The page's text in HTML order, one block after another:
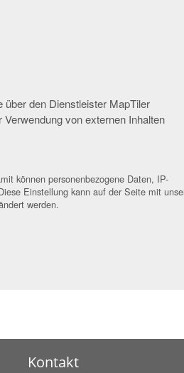
den Dienstleister MapTiler
von externen Inhalten
können personenbezogene Daten, IP-
Einstellung kann auf der Seite mit
werden.
Kontakt